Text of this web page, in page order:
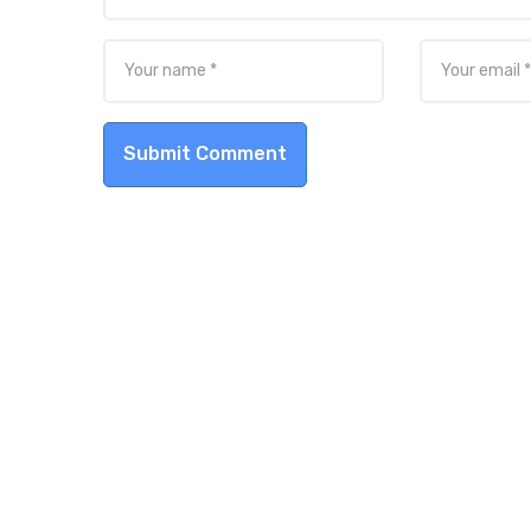
Submit Comment